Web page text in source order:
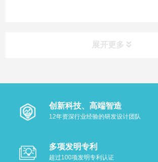
展开更多
创新科技、高端智造
12年资深行业经验的研发设计团队
多项发明专利
超过100项发明专利认证